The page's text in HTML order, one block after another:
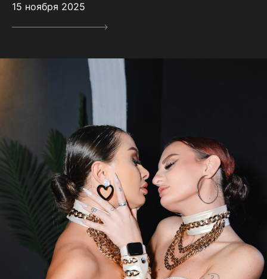
15 ноября 2025